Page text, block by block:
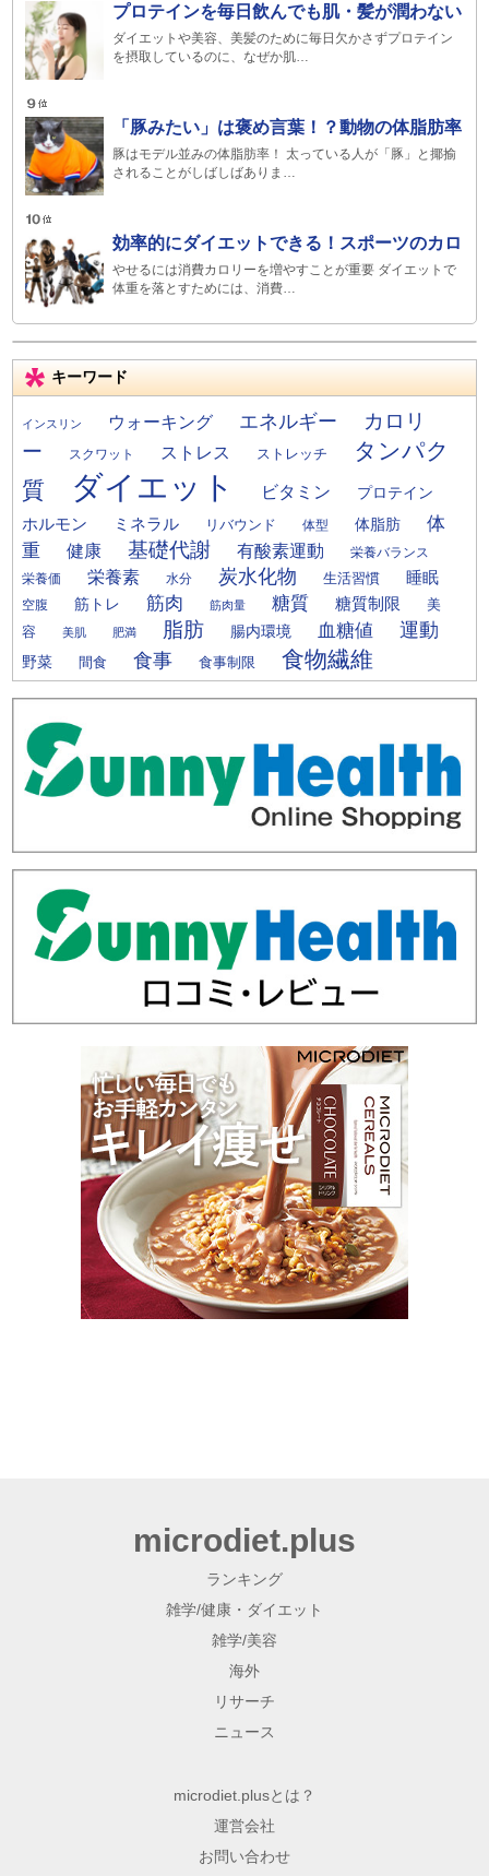
プロテインを毎日飲んでも肌・髪が潤わない
ダイエットや美容、美髪のために毎日欠かさずプロテイン
を摂取しているのに、なぜか肌…
「豚みたい」は褒め言葉！？動物の体脂肪率
豚はモデル並みの体脂肪率！ 太っている人が「豚」と揶揄
されることがしばしばありま…
効率的にダイエットできる！スポーツのカロ
やせるには消費カロリーを増やすことが重要 ダイエットで
体重を落とすためには、消費…
キーワード
インスリン ウォーキング エネルギー
カロリ
ー
スクワット ストレス ストレッチ
タンパク
質
ダイエット ビタミン
プロテイン
ホルモン
ミネラル リバウンド 体型 体脂肪
体
重
健康 基礎代謝 有酸素運動 栄養バランス
栄養価 栄養素 水分 炭水化物 生活習慣 睡眠
空腹 筋トレ 筋肉 筋肉量 糖質 糖質制限
美
容
美肌 肥満 脂肪 腸内環境 血糖値 運動
野菜 間食 食事 食事制限 食物繊維
microdiet.plus
ランキング
雑学/健康・ダイエット
雑学/美容
海外
リサーチ
ニュース
microdiet.plusとは？
運営会社
お問い合わせ